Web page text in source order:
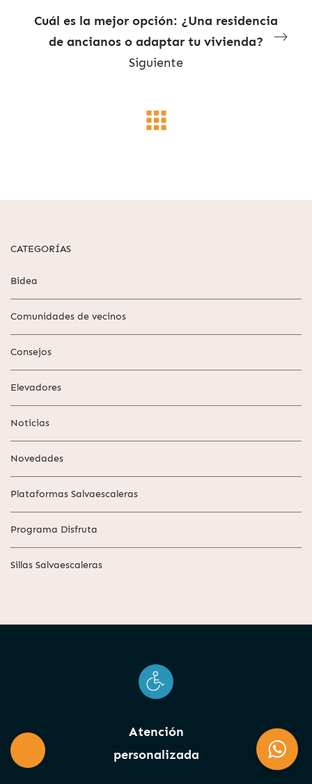
Cuál es la mejor opción: ¿Una residencia
de ancianos o adaptar tu vivienda?
Siguiente
CATEGORÍAS
Bidea
Comunidades de vecinos
Consejos
Elevadores
Noticias
Novedades
Plataformas Salvaescaleras
Programa Disfruta
Sillas Salvaescaleras
Atención
personalizada